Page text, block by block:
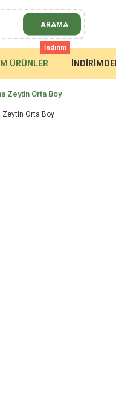
ARAMA
İndirim
ÜRÜNLER
Zeytin Orta Boy